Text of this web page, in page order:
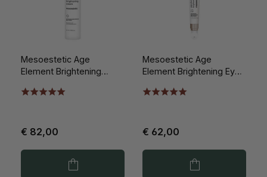
Mesoestetic Age
Element Brightening
€ 82,00
Mesoestetic Age
Element Brightening Eye
€ 62,00